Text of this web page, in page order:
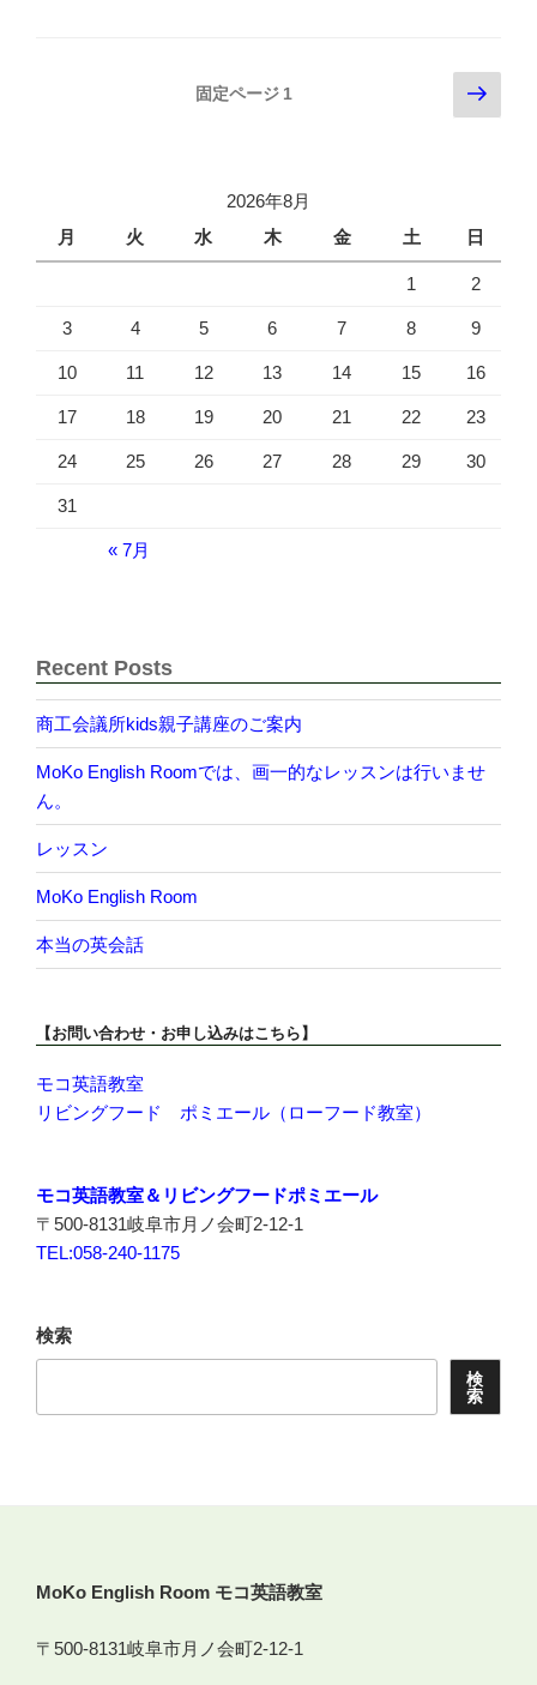
送
固定ページ 1
次
の
2026年8月
月
火 水 木 金 土 日
1 2
3 4 5 6 7 8 9
10 11 12 13 14 15 16
17 18 19 20 21 22 23
24 25 26 27 28 29 30
31
« 7月
Recent Posts
商工会議所kids親子講座のご案内
MoKo English Roomでは、画一的なレッスンは行いませ
ん。
レッスン
MoKo English Room
本当の英会話
【お問い合わせ・お申し込みはこちら】
モコ英語教室
リビングフード ポミエール（ローフード教室）
モコ英語教室＆リビングフードポミエール
〒500-8131岐阜市月ノ会町2-12-1
TEL:058-240-1175
検索
検
索
MoKo English Room モコ英語教室
〒500-8131岐阜市月ノ会町2-12-1